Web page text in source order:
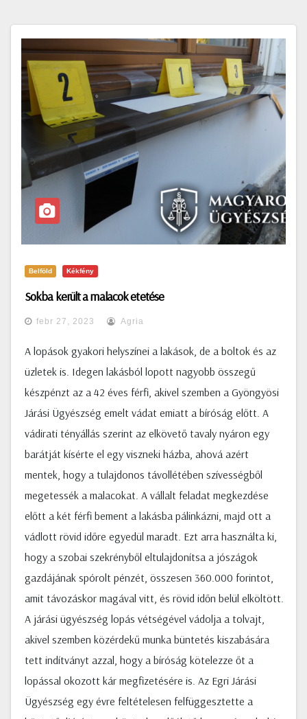
Belföld Kékfény
Sokba került a malacok etetése
febr 27, 2023 Agria
A lopások gyakori helyszínei a lakások, de a boltok és az
üzletek is. Idegen lakásból lopott nagyobb összegű
készpénzt az a 42 éves férfi, akivel szemben a Gyöngyösi
Járási Ügyészség emelt vádat emiatt a bíróság előtt. A
vádirati tényállás szerint az elkövető tavaly nyáron egy
barátját kísérte el egy viszneki házba, ahová azért
mentek, hogy a tulajdonos távollétében szívességből
megetessék a malacokat. A vállalt feladat megkezdése
előtt a két férfi bement a lakásba pálinkázni, majd ott a
vádlott rövid időre egyedül maradt. Ezt arra használta ki,
hogy a szobai szekrényből eltulajdonítsa a jószágok
gazdájának spórolt pénzét, összesen 360.000 forintot,
amit távozáskor magával vitt, és rövid időn belül elköltött.
A járási ügyészség lopás vétségével vádolja a tolvajt,
akivel szemben közérdekű munka büntetés kiszabására
tett indítványt azzal, hogy a bíróság kötelezze őt a
lopással okozott kár megfizetésére is. Az Egri Járási
Ügyészség egy évre feltételesen felfüggesztette a